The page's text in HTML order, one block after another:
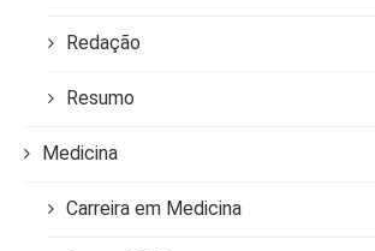
Redação
Resumo
Medicina
Carreira em Medicina